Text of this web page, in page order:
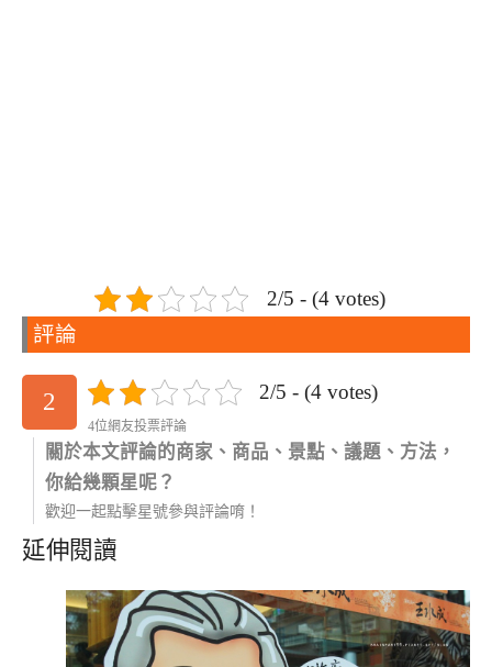
2/5 - (4 votes)
評論
2 2/5 - (4 votes)
4位網友投票評論
關於本文評論的商家、商品、景點、議題、方法，
你給幾顆星呢？
歡迎一起點擊星號參與評論唷！
延伸閱讀